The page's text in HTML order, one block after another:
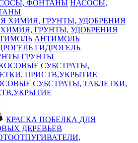
НАСОСЫ,
ГРУНТЫ, УДОБРЕНИЯ
АНТИМОЛЬ
ГИДРОГЕЛЬ
ГРУНТЫ
СУБСТРАТЫ, ТАБЛЕТКИ,
КРАСКА ПОБЕЛКА ДЛЯ
ДЕРЕВЬЕВ